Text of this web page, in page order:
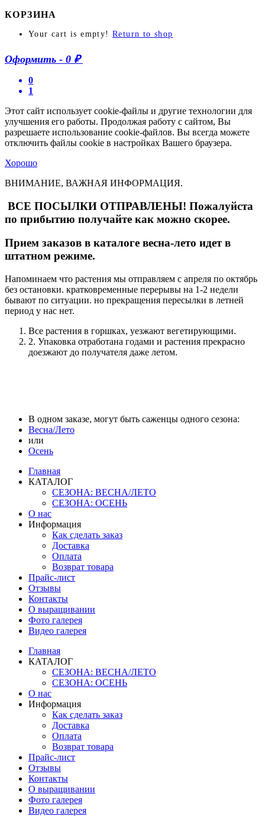
КОРЗИНА
Your cart is empty! Return to shop
Оформить - 0 ₽
0
1
Этот сайт использует cookie-файлы и другие технологии для
улучшения его работы. Продолжая работу с сайтом, Вы
разрешаете использование cookie-файлов. Вы всегда можете
отключить файлы cookie в настройках Вашего браузера.
Хорошо
ВНИМАНИЕ, ВАЖНАЯ ИНФОРМАЦИЯ.
ВСЕ ПОСЫЛКИ ОТПРАВЛЕНЫ! Пожалуйста
по прибытию получайте как можно скорее.
Прием заказов в каталоге весна-лето идет в
штатном режиме.
Напоминаем что растения мы отправляем с апреля по октябрь
без остановки. кратковременные перерывы на 1-2 недели
бывают по ситуации. но прекращения пересылки в летней
период у нас нет.
Все растения в горшках, уезжают вегетирующими.
2. Упаковка отработана годами и растения прекрасно
доезжают до получателя даже летом.
В одном заказе, могут быть саженцы одного сезона:
Весна/Лето
или
Осень
Главная
КАТАЛОГ
СЕЗОНА: ВЕСНА/ЛЕТО
СЕЗОНА: ОСЕНЬ
О нас
Информация
Как сделать заказ
Доставка
Оплата
Возврат товара
Прайс-лист
Отзывы
Контакты
О выращивании
Фото галерея
Видео галерея
Главная
КАТАЛОГ
СЕЗОНА: ВЕСНА/ЛЕТО
СЕЗОНА: ОСЕНЬ
О нас
Информация
Как сделать заказ
Доставка
Оплата
Возврат товара
Прайс-лист
Отзывы
Контакты
О выращивании
Фото галерея
Видео галерея